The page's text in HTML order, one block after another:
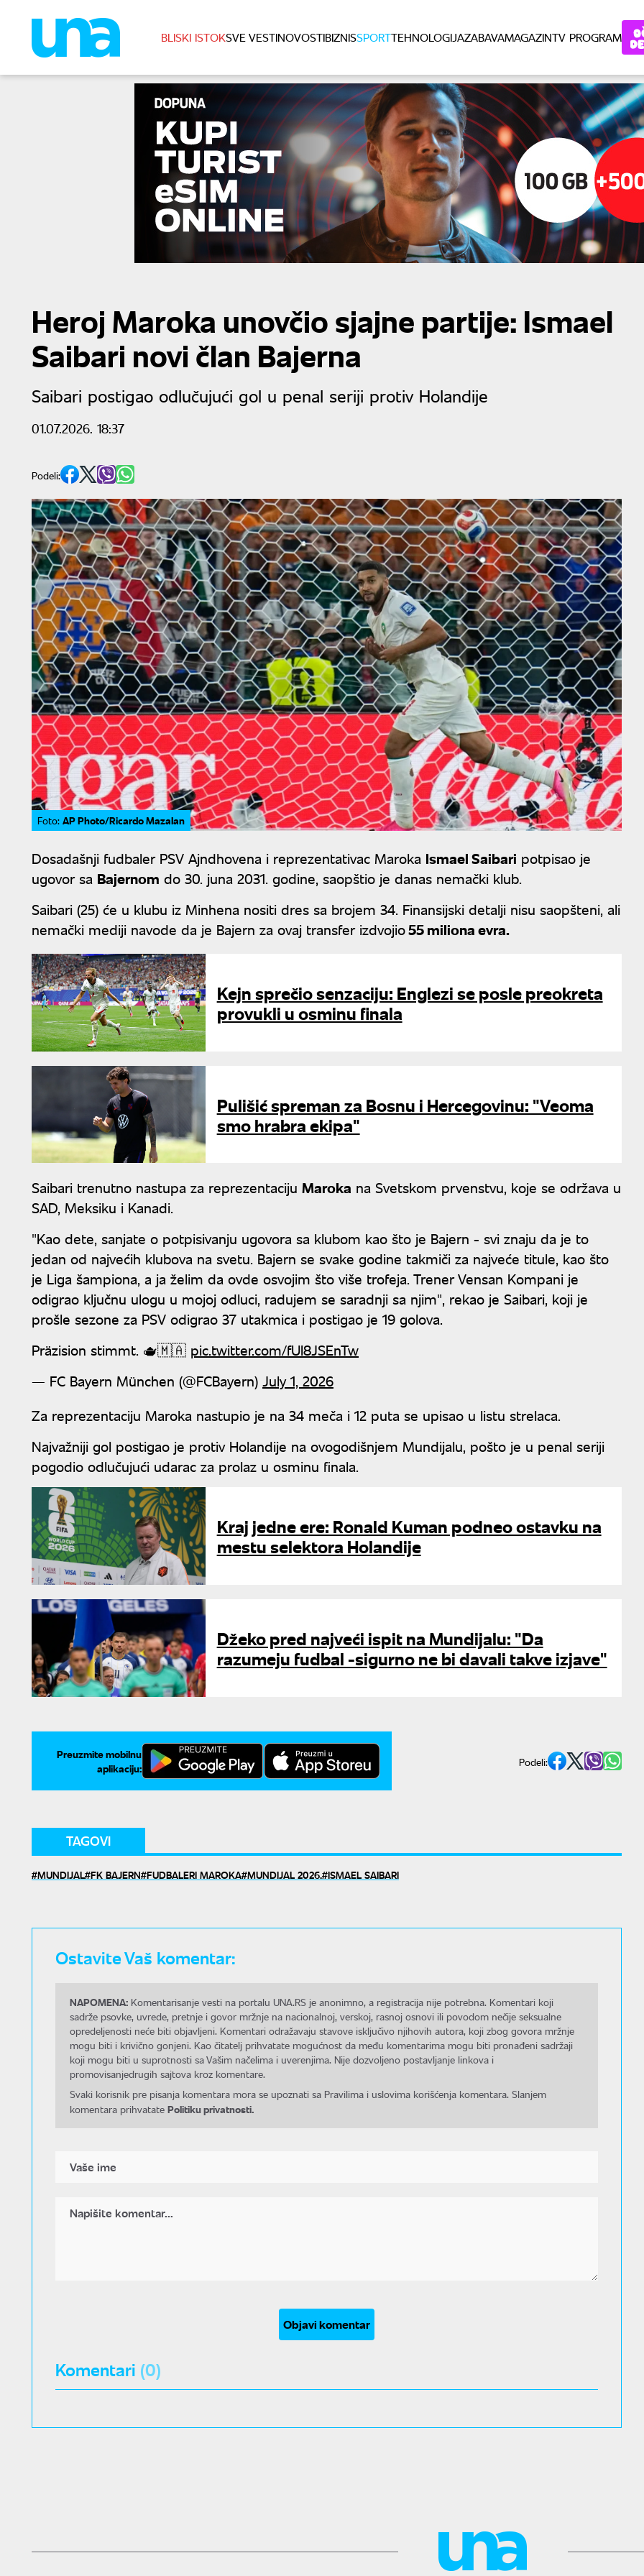
BLISKI ISTOKSVE VESTINOVOSTIBIZNISSPORTTEHNOLOGIJAZABAVAMAGAZINTV PROGRAM
Heroj Maroka unovčio sjajne partije: Ismael
Saibari novi član Bajerna
Saibari postigao odlučujući gol u penal seriji protiv Holandije
01.07.2026. 18:37
Podeli:
Foto: AP Photo/Ricardo Mazalan
Dosadašnji fudbaler PSV Ajndhovena i reprezentativac Maroka Ismael Saibari potpisao je
ugovor sa Bajernom do 30. juna 2031. godine, saopštio je danas nemački klub.
Saibari (25) će u klubu iz Minhena nositi dres sa brojem 34. Finansijski detalji nisu saopšteni, ali
nemački mediji navode da je Bajern za ovaj transfer izdvojio55 miliona evra.
Kejn sprečio senzaciju: Englezi se posle preokreta
provukli u osminu finala
Pulišić spreman za Bosnu i Hercegovinu: "Veoma
smo hrabra ekipa"
Saibari trenutno nastupa za reprezentaciju Maroka na Svetskom prvenstvu, koje se održava u
SAD, Meksiku i Kanadi.
"Kao dete, sanjate o potpisivanju ugovora sa klubom kao što je Bajern - svi znaju da je to
jedan od najvećih klubova na svetu. Bajern se svake godine takmiči za najveće titule, kao što
je Liga šampiona, a ja želim da ovde osvojim što više trofeja. Trener Vensan Kompani je
odigrao ključnu ulogu u mojoj odluci, radujem se saradnji sa njim", rekao je Saibari, koji je
prošle sezone za PSV odigrao 37 utakmica i postigao je 19 golova.
Präzision stimmt. 🫖🇲🇦 pic.twitter.com/fUI8JSEnTw
— FC Bayern München (@FCBayern) July 1, 2026
Za reprezentaciju Maroka nastupio je na 34 meča i 12 puta se upisao u listu strelaca.
Najvažniji gol postigao je protiv Holandije na ovogodišnjem Mundijalu, pošto je u penal seriji
pogodio odlučujući udarac za prolaz u osminu finala.
Kraj jedne ere: Ronald Kuman podneo ostavku na
mestu selektora Holandije
Džeko pred najveći ispit na Mundijalu: "Da
razumeju fudbal -sigurno ne bi davali takve izjave"
Preuzmite mobilnu
aplikaciju:
Podeli:
TAGOVI
MUNDIJAL FK BAJERN FUDBALERI MAROKA MUNDIJAL 2026. ISMAEL SAIBARI
Ostavite Vaš komentar:
NAPOMENA: Komentarisanje vesti na portalu UNA.RS je anonimno, a registracija nije potrebna. Komentari koji
sadrže psovke, uvrede, pretnje i govor mržnje na nacionalnoj, verskoj, rasnoj osnovi ili povodom nečije seksualne
opredeljenosti neće biti objavljeni. Komentari odražavaju stavove isključivo njihovih autora, koji zbog govora mržnje
mogu biti i krivično gonjeni. Kao čitatelj prihvatate mogućnost da među komentarima mogu biti pronađeni sadržaji
koji mogu biti u suprotnosti sa Vašim načelima i uverenjima. Nije dozvoljeno postavljanje linkova i
promovisanjedrugih sajtova kroz komentare.
Svaki korisnik pre pisanja komentara mora se upoznati sa Pravilima i uslovima korišćenja komentara. Slanjem
komentara prihvatate Politiku privatnosti.
Objavi komentar
Komentari (0)